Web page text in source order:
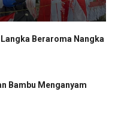
Beraroma Nangka
Bambu Menganyam